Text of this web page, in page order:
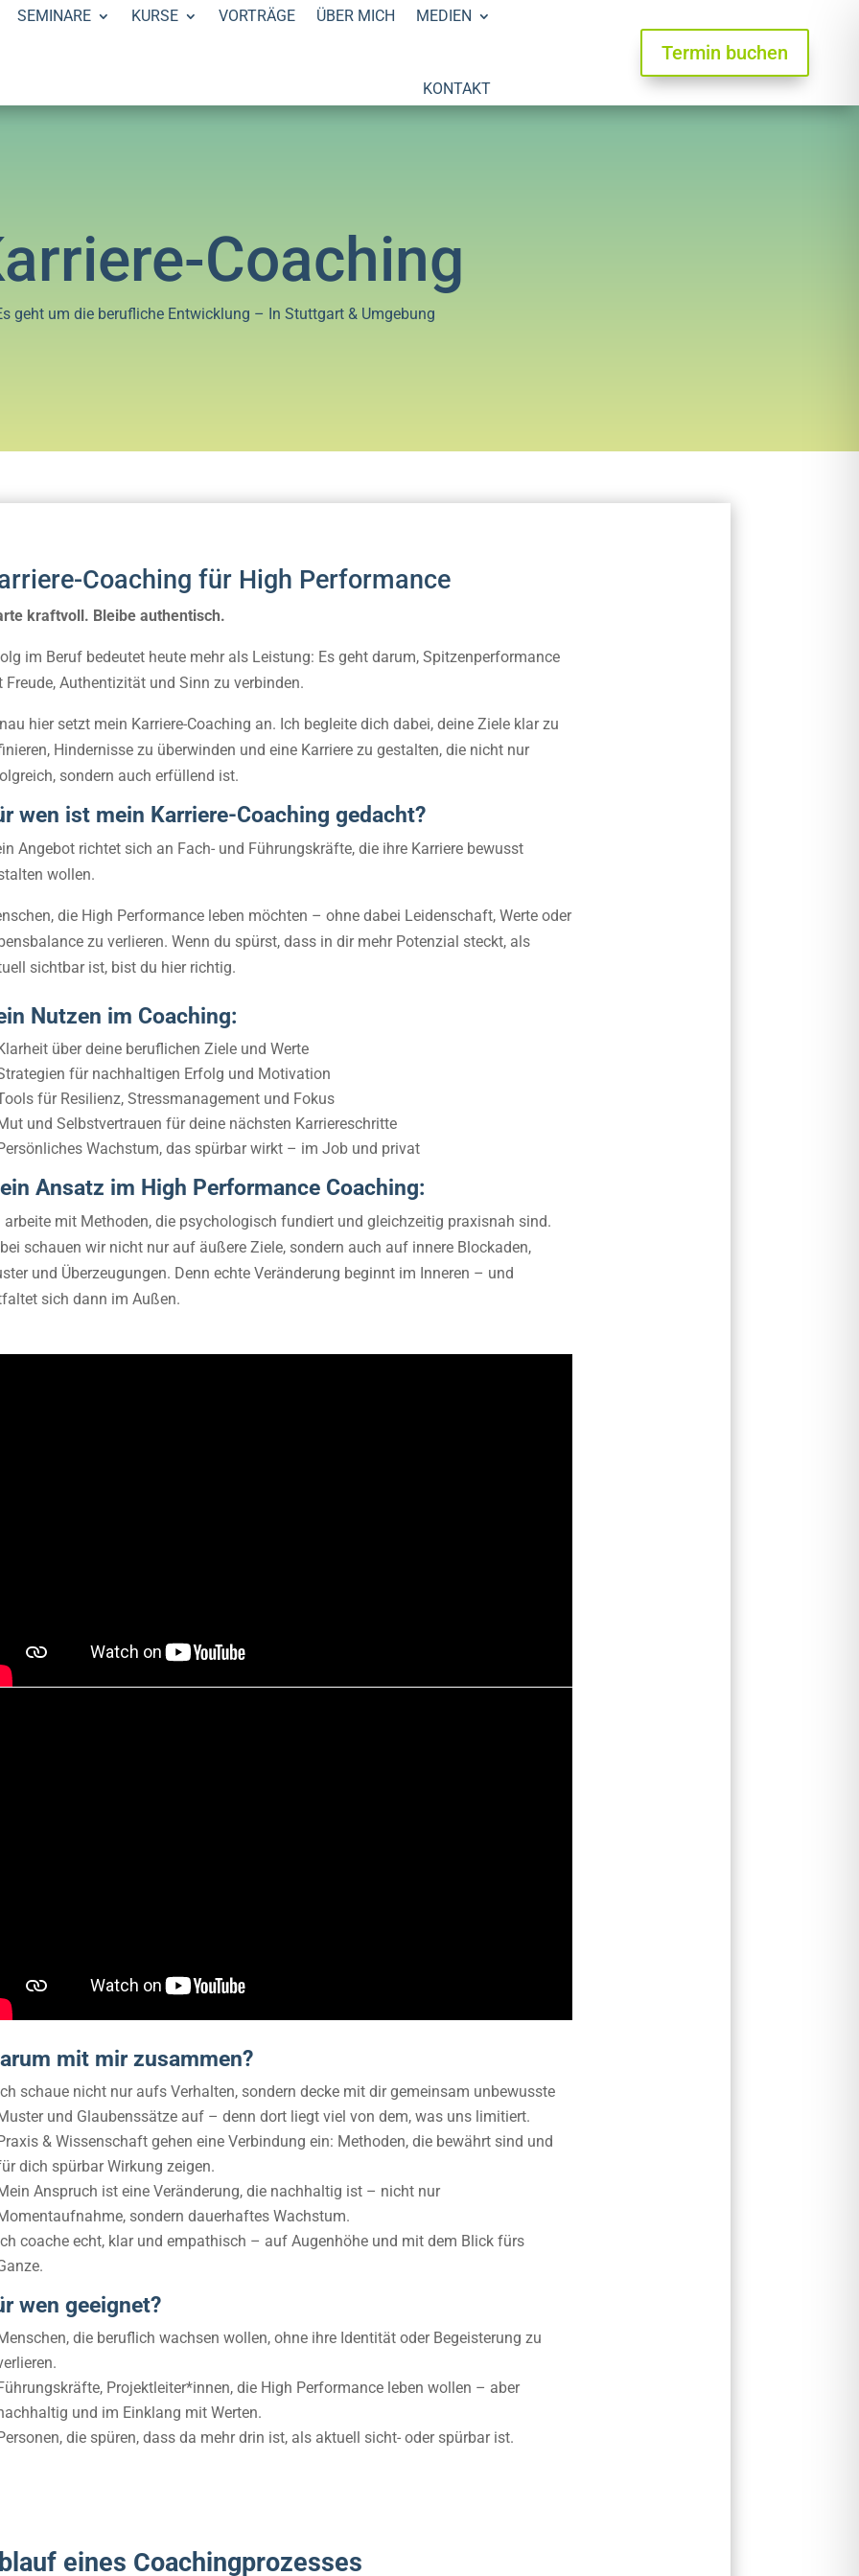
SEMINARE KURSE VORTRÄGE ÜBER MICH MEDIEN
KONTAKT
Termin buchen
Coaching
geht um die berufliche Entwicklung – In Stuttgart & Umgebung
Coaching für High Performance
kraftvoll. Bleibe authentisch.
im Beruf bedeutet heute mehr als Leistung: Es geht darum, Spitzenperformance
Freude, Authentizität und Sinn zu verbinden.
hier setzt mein Karriere-Coaching an. Ich begleite dich dabei, deine Ziele klar zu
Hindernisse zu überwinden und eine Karriere zu gestalten, die nicht nur
sondern auch erfüllend ist.
wen ist mein Karriere-Coaching gedacht?
Angebot richtet sich an Fach- und Führungskräfte, die ihre Karriere bewusst
wollen.
die High Performance leben möchten – ohne dabei Leidenschaft, Werte oder
zu verlieren. Wenn du spürst, dass in dir mehr Potenzial steckt, als
sichtbar ist, bist du hier richtig.
Nutzen im Coaching:
über deine beruflichen Ziele und Werte
für nachhaltigen Erfolg und Motivation
für Resilienz, Stressmanagement und Fokus
und Selbstvertrauen für deine nächsten Karriereschritte
Wachstum, das spürbar wirkt – im Job und privat
Ansatz im High Performance Coaching:
arbeite mit Methoden, die psychologisch fundiert und gleichzeitig praxisnah sind.
schauen wir nicht nur auf äußere Ziele, sondern auch auf innere Blockaden,
und Überzeugungen. Denn echte Veränderung beginnt im Inneren – und
sich dann im Außen.
mit mir zusammen?
schaue nicht nur aufs Verhalten, sondern decke mit dir gemeinsam unbewusste
und Glaubenssätze auf – denn dort liegt viel von dem, was uns limitiert.
& Wissenschaft gehen eine Verbindung ein: Methoden, die bewährt sind und
dich spürbar Wirkung zeigen.
Anspruch ist eine Veränderung, die nachhaltig ist – nicht nur
sondern dauerhaftes Wachstum.
coache echt, klar und empathisch – auf Augenhöhe und mit dem Blick fürs
wen geeignet?
die beruflich wachsen wollen, ohne ihre Identität oder Begeisterung zu
Projektleiter*innen, die High Performance leben wollen – aber
und im Einklang mit Werten.
die spüren, dass da mehr drin ist, als aktuell sicht- oder spürbar ist.
eines Coachingprozesses